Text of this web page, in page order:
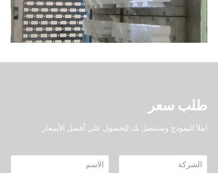
طلب سعر
املأ النموذج وسنتصل بك للحصول على أفضل الأسعار